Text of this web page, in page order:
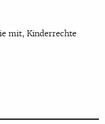
mit, Kinderrechte